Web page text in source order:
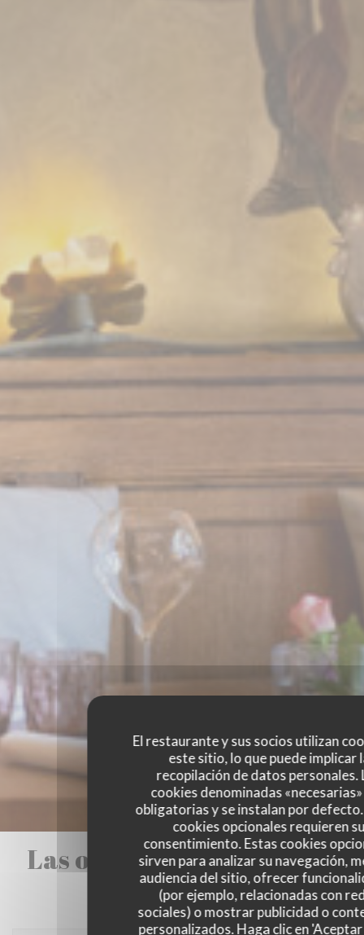
El restaurante y sus socios utilizan
este sitio, lo que puede implicar
recopilación de datos personales.
cookies denominadas
obligatorias y se instalan por
cookies opcionales requieren
consentimiento. Estas cookies
sirven para analizar su navegación,
audiencia del sitio, ofrecer
(por ejemplo, relacionadas con
sociales) o mostrar publicidad o
personalizados. Haga clic en
Las opiniones de nuestros
clientes